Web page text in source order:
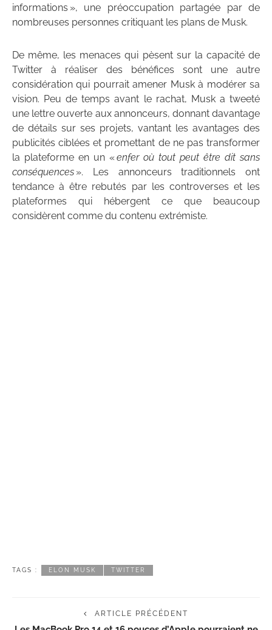
informations », une préoccupation partagée par de
nombreuses personnes critiquant les plans de Musk.
De même, les menaces qui pèsent sur la capacité de
Twitter à réaliser des bénéfices sont une autre
considération qui pourrait amener Musk à modérer sa
vision. Peu de temps avant le rachat, Musk a tweeté
une lettre ouverte aux annonceurs, donnant davantage
de détails sur ses projets, vantant les avantages des
publicités ciblées et promettant de ne pas transformer
la plateforme en un «enfer où tout peut être dit sans
conséquences ». Les annonceurs traditionnels ont
tendance à être rebutés par les controverses et les
plateformes qui hébergent ce que beaucoup
considèrent comme du contenu extrémiste.
TAGS : ELON MUSK TWITTER
ARTICLE PRÉCÉDENT